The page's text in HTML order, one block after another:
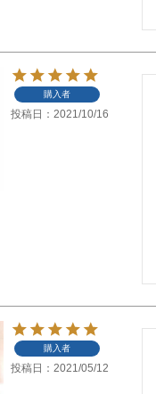
購入者
投稿日 2021/10/16
購入者
投稿日 2021/05/12